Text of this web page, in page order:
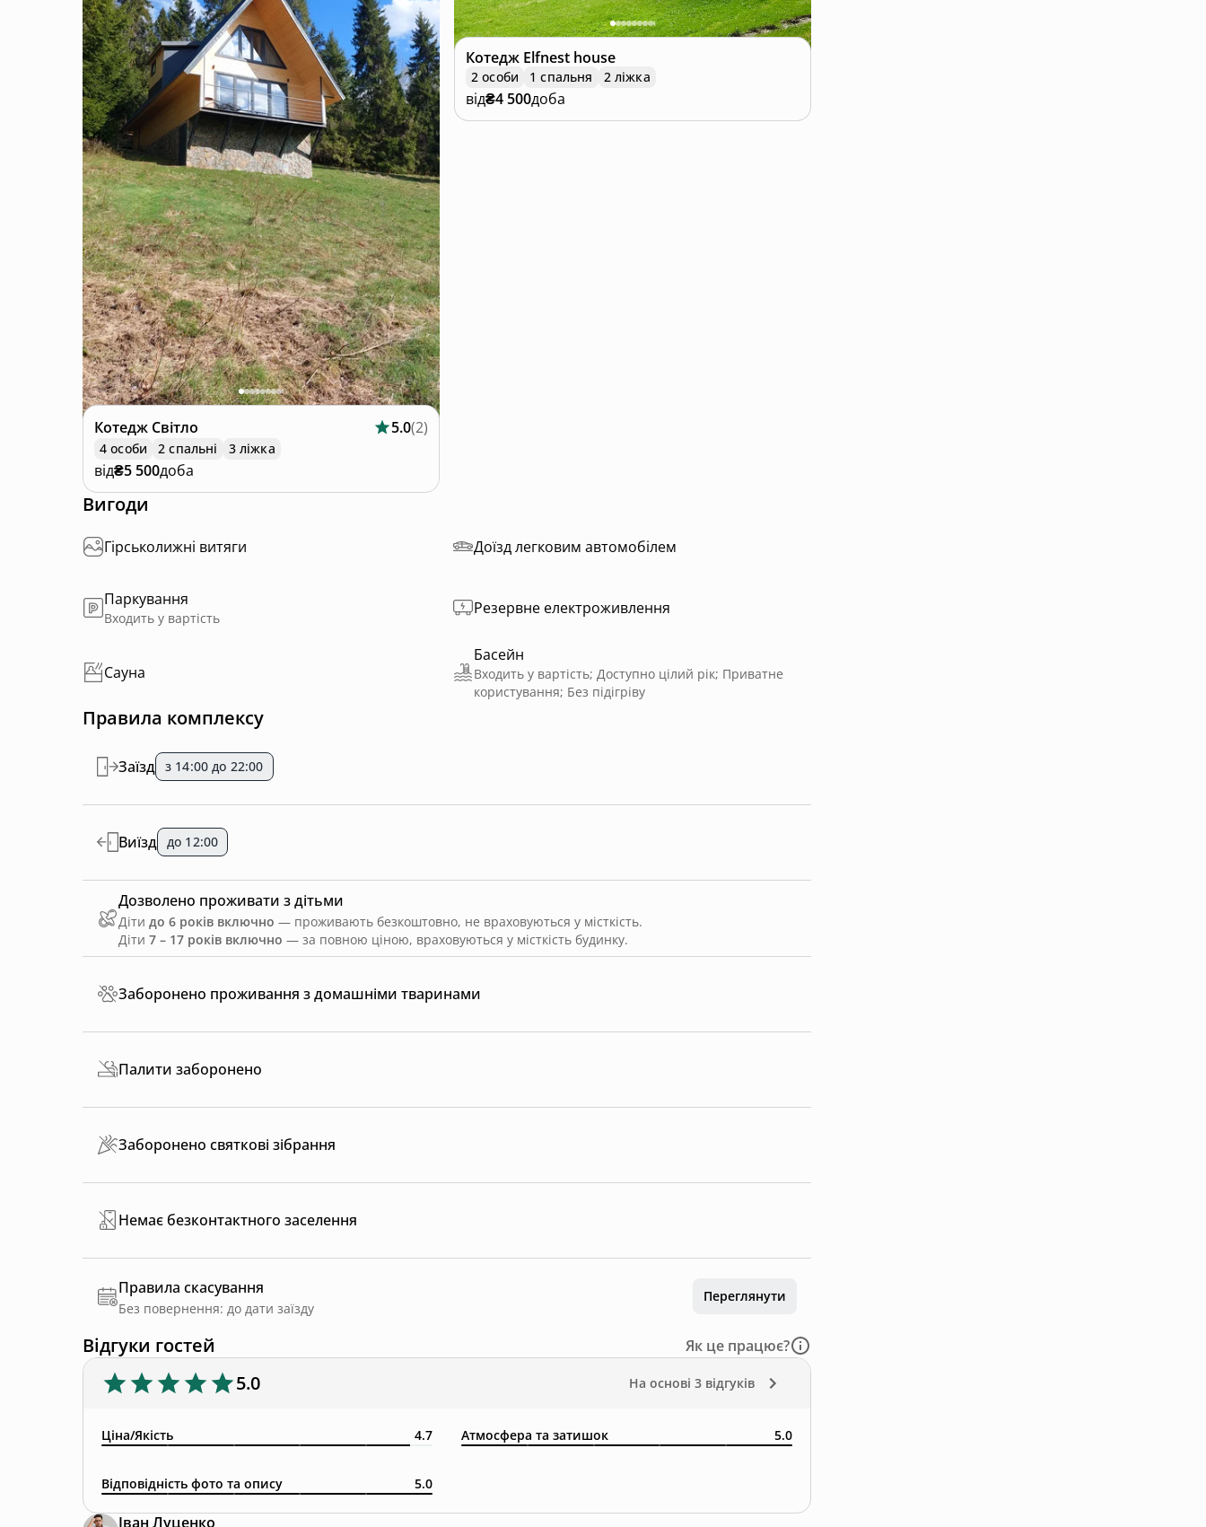
Котедж Світло 5.0(2)
4 особи 2 спальні 3 ліжка
від₴5 500доба
Котедж Elfnest house
2 особи 1 спальня 2 ліжка
від₴4 500доба
Вигоди
Гірськолижні витяги Доїзд легковим автомобілем
Паркування
Входить у вартість
Резервне електроживлення
Сауна
Басейн
Входить у вартість; Доступно цілий рік; Приватне
користування; Без підігріву
Правила комплексу
Заборонено проживання з домашніми тваринами
Заїзд з 14:00 до 22:00
Виїзд до 12:00
Дозволено проживати з дітьми
Діти до 6 років включно — проживають безкоштовно, не враховуються у місткість.
Діти 7 – 17 років включно — за повною ціною, враховуються у місткість будинку.
Палити заборонено
Заборонено святкові зібрання
Немає безконтактного заселення
Правила скасування
Без повернення: до дати заїзду
Переглянути
Відгуки гостей Як це працює?
5.0 На основі 3 відгуків
Ціна/Якість 4.7 Атмосфера та затишок 5.0
Відповідність фото та опису 5.0
Іван Луценко